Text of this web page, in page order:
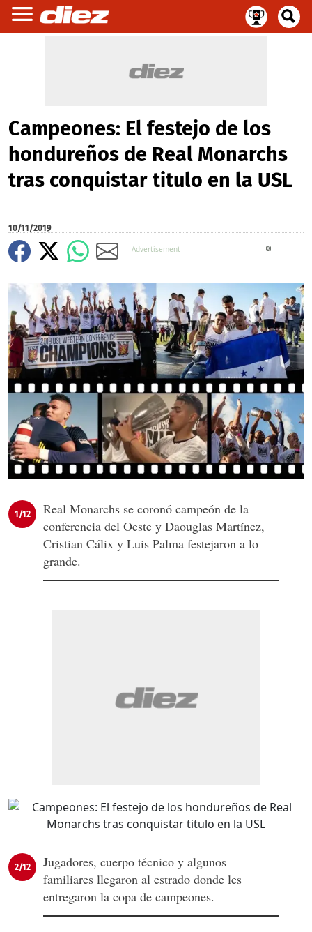
Campeones: El festejo de los
hondureños de Real Monarchs
tras conquistar titulo en la USL
10/11/2019
1/12
Real Monarchs se coronó campeón de la
conferencia del Oeste y Daouglas Martínez,
Cristian Cálix y Luis Palma festejaron a lo
grande.
2/12
Jugadores, cuerpo técnico y algunos
familiares llegaron al estrado donde les
entregaron la copa de campeones.
X